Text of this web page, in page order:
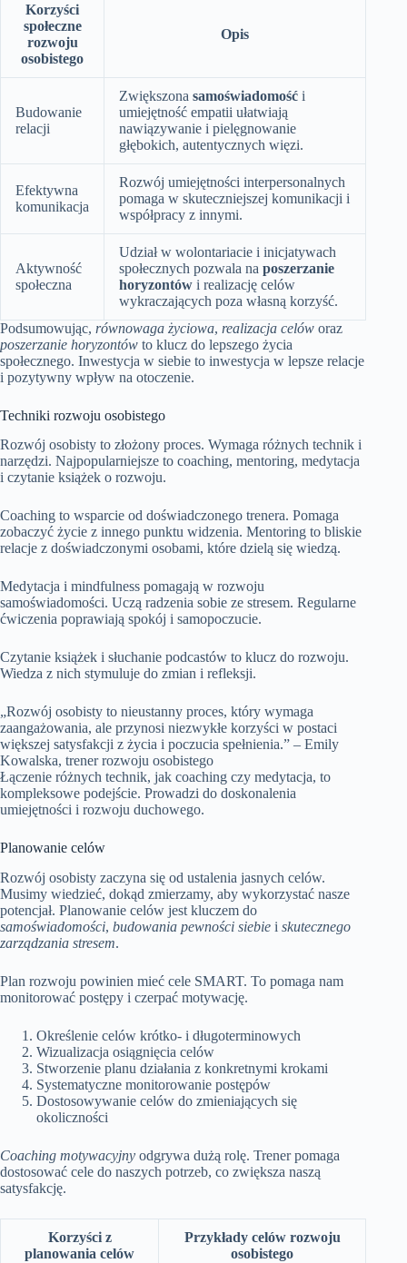
Korzyści
społeczne
rozwoju
osobistego
Opis
Budowanie
relacji
Zwiększona samoświadomość i
umiejętność empatii ułatwiają
nawiązywanie i pielęgnowanie
głębokich, autentycznych więzi.
Efektywna
komunikacja
Rozwój umiejętności interpersonalnych
pomaga w skuteczniejszej komunikacji i
współpracy z innymi.
Aktywność
społeczna
Udział w wolontariacie i inicjatywach
społecznych pozwala na poszerzanie
horyzontów i realizację celów
wykraczających poza własną korzyść.
Podsumowując, równowaga życiowa, realizacja celów oraz
poszerzanie horyzontów to klucz do lepszego życia
społecznego. Inwestycja w siebie to inwestycja w lepsze relacje
i pozytywny wpływ na otoczenie.
Techniki rozwoju osobistego
Rozwój osobisty to złożony proces. Wymaga różnych technik i
narzędzi. Najpopularniejsze to coaching, mentoring, medytacja
i czytanie książek o rozwoju.
Coaching to wsparcie od doświadczonego trenera. Pomaga
zobaczyć życie z innego punktu widzenia. Mentoring to bliskie
relacje z doświadczonymi osobami, które dzielą się wiedzą.
Medytacja i mindfulness pomagają w rozwoju
samoświadomości. Uczą radzenia sobie ze stresem. Regularne
ćwiczenia poprawiają spokój i samopoczucie.
Czytanie książek i słuchanie podcastów to klucz do rozwoju.
Wiedza z nich stymuluje do zmian i refleksji.
„Rozwój osobisty to nieustanny proces, który wymaga
zaangażowania, ale przynosi niezwykłe korzyści w postaci
większej satysfakcji z życia i poczucia spełnienia.” – Emily
Kowalska, trener rozwoju osobistego
Łączenie różnych technik, jak coaching czy medytacja, to
kompleksowe podejście. Prowadzi do doskonalenia
umiejętności i rozwoju duchowego.
Planowanie celów
Rozwój osobisty zaczyna się od ustalenia jasnych celów.
Musimy wiedzieć, dokąd zmierzamy, aby wykorzystać nasze
potencjał. Planowanie celów jest kluczem do
samoświadomości, budowania pewności siebie i skutecznego
zarządzania stresem.
Plan rozwoju powinien mieć cele SMART. To pomaga nam
monitorować postępy i czerpać motywację.
Określenie celów krótko- i długoterminowych
Wizualizacja osiągnięcia celów
Stworzenie planu działania z konkretnymi krokami
Systematyczne monitorowanie postępów
Dostosowywanie celów do zmieniających się
okoliczności
Coaching motywacyjny odgrywa dużą rolę. Trener pomaga
dostosować cele do naszych potrzeb, co zwiększa naszą
satysfakcję.
Korzyści z
planowania celów
Przykłady celów rozwoju
osobistego